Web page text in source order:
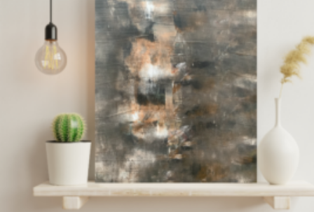
3,00 150,00 €